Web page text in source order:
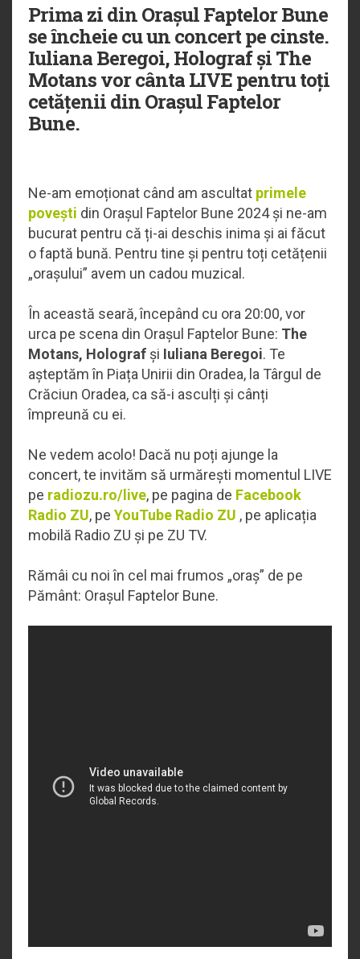
Prima zi din Orașul Faptelor Bune
se încheie cu un concert pe cinste.
Iuliana Beregoi, Holograf și The
Motans vor cânta LIVE pentru toți
cetățenii din Orașul Faptelor
Bune.
Ne-am emoționat când am ascultat primele
povești din Orașul Faptelor Bune 2024 și ne-am
bucurat pentru că ți-ai deschis inima și ai făcut
o faptă bună. Pentru tine și pentru toți cetățenii
„orașului” avem un cadou muzical.
În această seară, începând cu ora 20:00, vor
urca pe scena din Orașul Faptelor Bune: The
Motans, Holograf și Iuliana Beregoi. Te
așteptăm în Piața Unirii din Oradea, la Târgul de
Crăciun Oradea, ca să-i asculți și cânți
împreună cu ei.
Ne vedem acolo! Dacă nu poți ajunge la
concert, te invităm să urmărești momentul LIVE
pe radiozu.ro/live, pe pagina de Facebook
Radio ZU, pe YouTube Radio ZU , pe aplicația
mobilă Radio ZU și pe ZU TV.
Rămâi cu noi în cel mai frumos „oraș” de pe
Pământ: Orașul Faptelor Bune.